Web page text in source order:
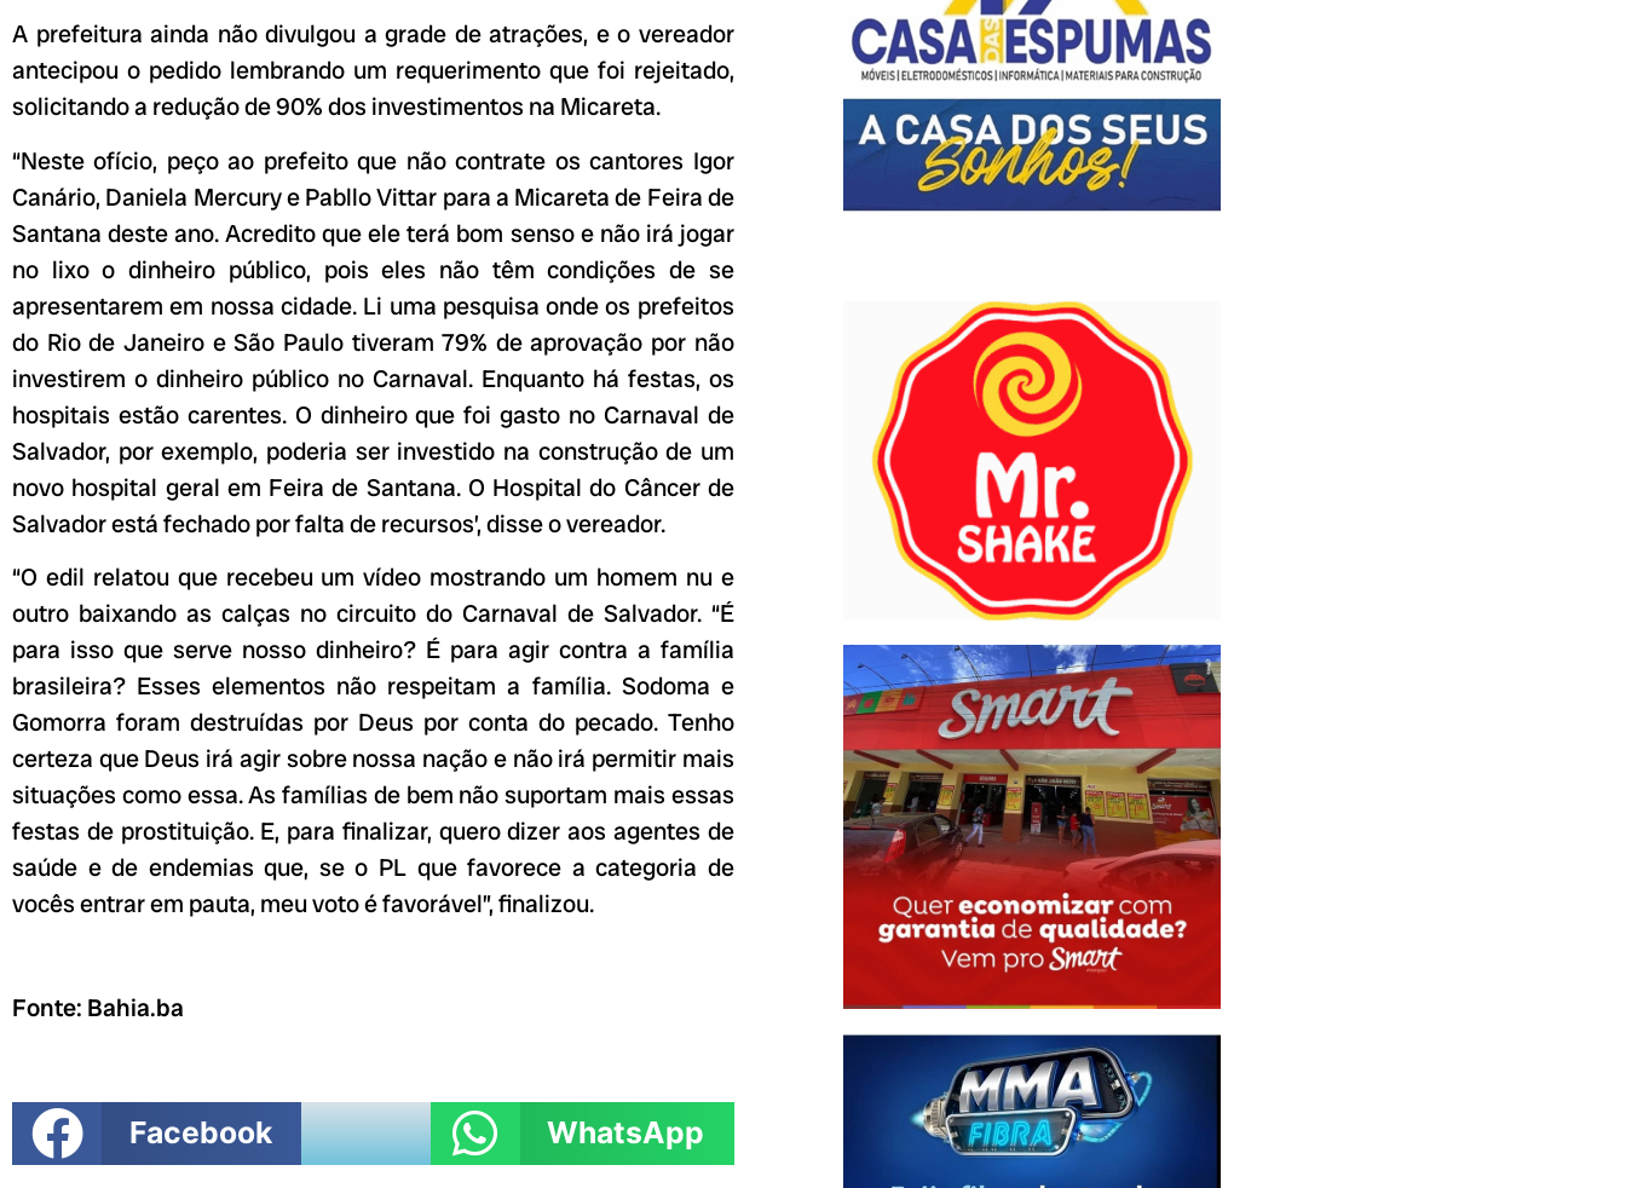
A prefeitura ainda não divulgou a grade de atrações, e o vereador
antecipou o pedido lembrando um requerimento que foi rejeitado,
solicitando a redução de 90% dos investimentos na Micareta.
“Neste ofício, peço ao prefeito que não contrate os cantores Igor
Canário, Daniela Mercury e Pabllo Vittar para a Micareta de Feira de
Santana deste ano. Acredito que ele terá bom senso e não irá jogar
no lixo o dinheiro público, pois eles não têm condições de se
apresentarem em nossa cidade. Li uma pesquisa onde os prefeitos
do Rio de Janeiro e São Paulo tiveram 79% de aprovação por não
investirem o dinheiro público no Carnaval. Enquanto há festas, os
hospitais estão carentes. O dinheiro que foi gasto no Carnaval de
Salvador, por exemplo, poderia ser investido na construção de um
novo hospital geral em Feira de Santana. O Hospital do Câncer de
Salvador está fechado por falta de recursos’, disse o vereador.
“O edil relatou que recebeu um vídeo mostrando um homem nu e
outro baixando as calças no circuito do Carnaval de Salvador. “É
para isso que serve nosso dinheiro? É para agir contra a família
brasileira? Esses elementos não respeitam a família. Sodoma e
Gomorra foram destruídas por Deus por conta do pecado. Tenho
certeza que Deus irá agir sobre nossa nação e não irá permitir mais
situações como essa. As famílias de bem não suportam mais essas
festas de prostituição. E, para finalizar, quero dizer aos agentes de
saúde e de endemias que, se o PL que favorece a categoria de
vocês entrar em pauta, meu voto é favorável”, finalizou.
Fonte: Bahia.ba
Facebook WhatsApp